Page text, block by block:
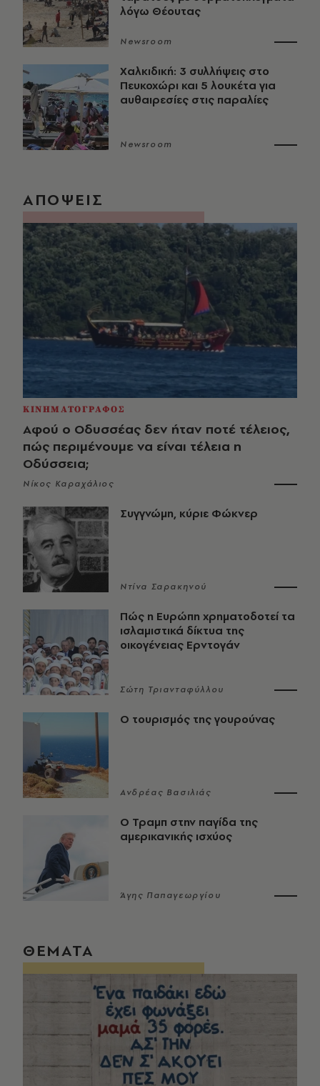
λόγω Θέουτας
Newsroom
Χαλκιδική: 3 συλλήψεις στο
Πευκοχώρι και 5 λουκέτα για
αυθαιρεσίες στις παραλίες
Newsroom
ΑΠΟΨΕΙΣ
ΚΙΝΗΜΑΤΟΓΡΑΦΟΣ
Αφού ο Οδυσσέας δεν ήταν ποτέ τέλειος,
πώς περιμένουμε να είναι τέλεια η
Οδύσσεια;
Νίκος Καραχάλιος
Συγγνώμη, κύριε Φώκνερ
Ντίνα Σαρακηνού
Πώς η Ευρώπη χρηματοδοτεί τα
ισλαμιστικά δίκτυα της
οικογένειας Ερντογάν
Σώτη Τριανταφύλλου
Ο τουρισμός της γουρούνας
Ανδρέας Βασιλιάς
Ο Τραμπ στην παγίδα της
αμερικανικής ισχύος
Άγης Παπαγεωργίου
ΘΕΜΑΤΑ